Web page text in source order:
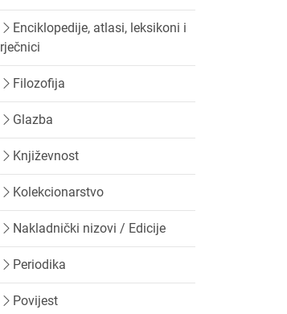
Enciklopedije, atlasi, leksikoni i
rječnici
Filozofija
Glazba
Književnost
Kolekcionarstvo
Nakladnički nizovi / Edicije
Periodika
Povijest